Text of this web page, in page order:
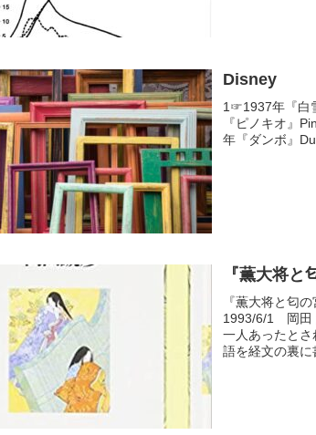
Disney
1☞1937年『白
『ピノキオ』
年『ダンボ』
『薫大将と
『薫大将と匂
1993/6/1 岡田
一人あったと
語を経文の裏に